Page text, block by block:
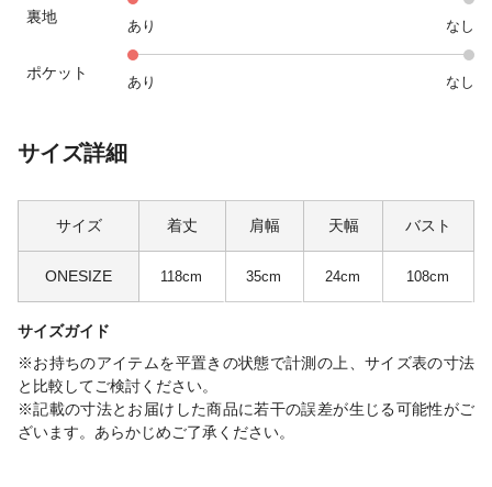
裏地
あり なし
ポケット
あり なし
サイズ詳細
サイズ 着丈 肩幅 天幅 バスト
ONESIZE 118cm 35cm 24cm 108cm
サイズガイド
※お持ちのアイテムを平置きの状態で計測の上、サイズ表の寸法
と比較してご検討ください。
※記載の寸法とお届けした商品に若干の誤差が生じる可能性がご
ざいます。あらかじめご了承ください。